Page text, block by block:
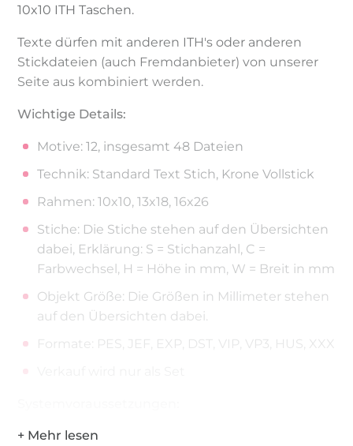
10x10 ITH Taschen.
Texte dürfen mit anderen ITH's oder anderen
Stickdateien (auch Fremdanbieter) von unserer
Seite aus kombiniert werden.
Wichtige Details:
Motive: 12, insgesamt 48 Dateien
Technik: Standard Text Stich, Krone Vollstick
Rahmen: 10x10, 13x18, 16x26
Stiche: Die Stiche stehen auf den Übersichten
dabei, Erklärung: S = Stichanzahl, C =
Farbwechsel, H = Höhe in mm, W = Breit in mm
Objekt Größe: Die Größen in Millimeter stehen
auf den Übersichten dabei.
Formate: PES, JEF, EXP, DST, VIP, VP3, HUS, XXX
Benötigt wird eine handelsübliche elektronische